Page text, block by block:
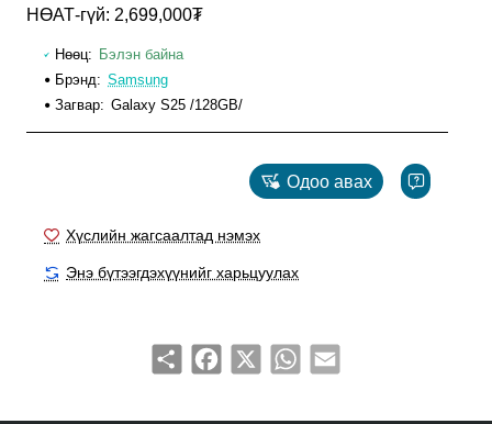
НӨАТ-гүй: 2,699,000₮
Нөөц: Бэлэн байна
Брэнд: Samsung
Загвар: Galaxy S25 /128GB/
Одоо авах
Хүслийн жагсаалтад нэмэх
Энэ бүтээгдэхүүнийг харьцуулах
Share Facebook
X WhatsApp
Email